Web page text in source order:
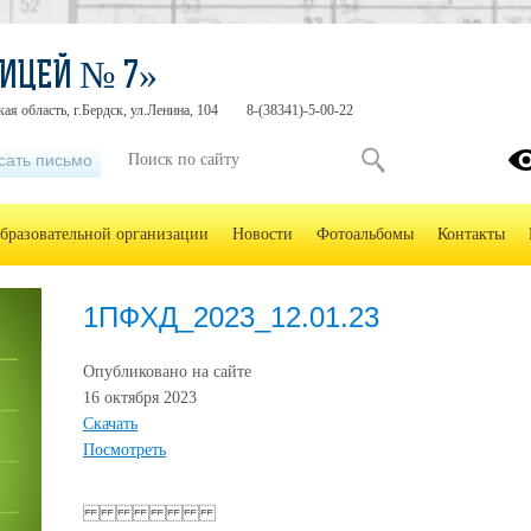
1ПФХД_2023_12.01.23
Опубликовано на сайте
16 октября 2023
Скачать
Посмотреть
№ 7»
область, г.Бердск, ул.Ленина, 104 8-(38341)-5-00-22
письмо
организации Новости Фотоальбомы Контакты